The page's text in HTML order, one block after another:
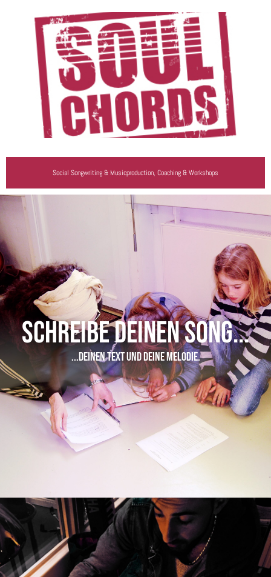
Social Songwriting & Musicproduction, Coaching & Workshops
Schreibe Deinen Song...
...deinen Text und deine Melodie.